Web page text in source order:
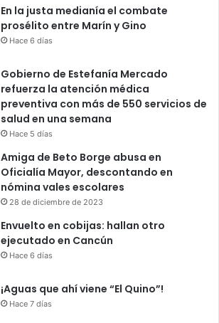
En la justa medianía el combate
prosélito entre Marín y Gino
Hace 6 días
Gobierno de Estefanía Mercado
refuerza la atención médica
preventiva con más de 550 servicios de
salud en una semana
Hace 5 días
Amiga de Beto Borge abusa en
Oficialía Mayor, descontando en
nómina vales escolares
28 de diciembre de 2023
Envuelto en cobijas: hallan otro
ejecutado en Cancún
Hace 6 días
¡Aguas que ahí viene “El Quino”!
Hace 7 días